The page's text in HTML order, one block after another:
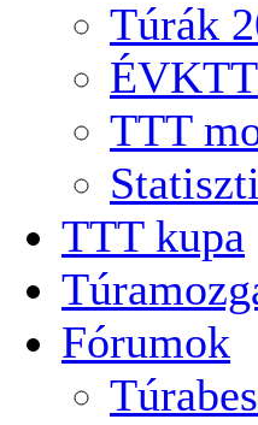
Túrák
ÉVKTT
TTT
TTT kupa
Fórumok